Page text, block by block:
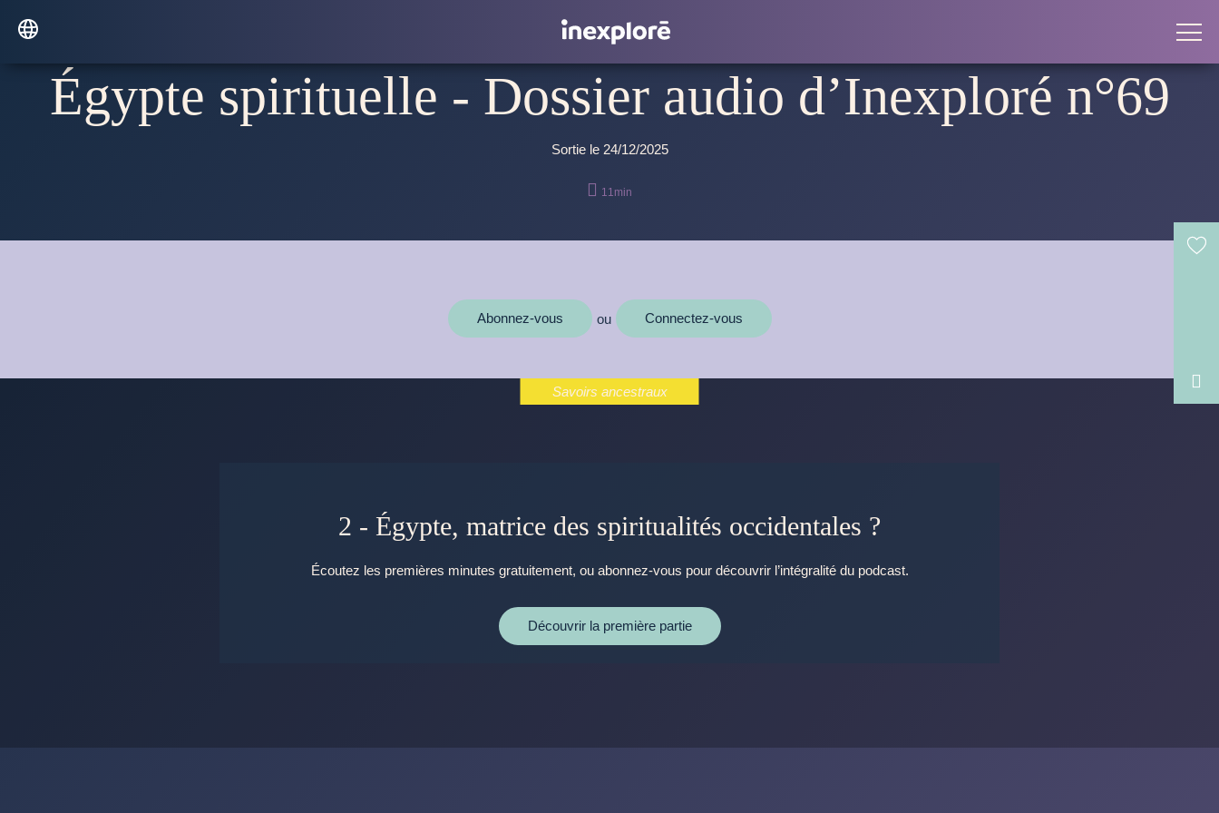
Égypte spirituelle - Dossier audio d’Inexploré n°69
Sortie le 24/12/2025
 11min

Abonnez-vous ou Connectez-vous
Savoirs ancestraux
2 - Égypte, matrice des spiritualités occidentales ?
Écoutez les premières minutes gratuitement, ou abonnez-vous pour découvrir l’intégralité du podcast.
Découvrir la première partie